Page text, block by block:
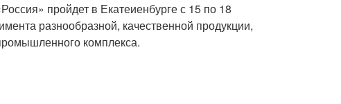
пройдет в Екатеиенбурге с 15 по 18
разнообразной, качественной продукции,
комплекса.